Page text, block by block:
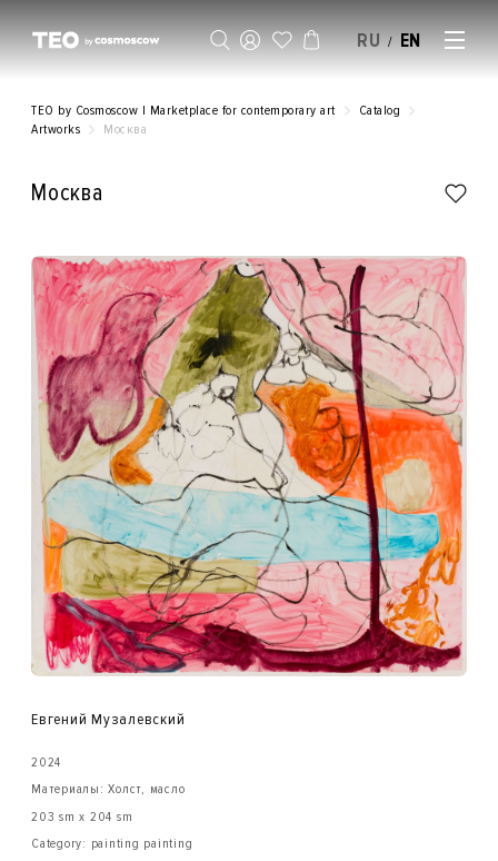
RU / EN
TEO by Cosmoscow | Marketplace for contemporary art
Catalog
Artworks
Москва
Москва
Евгений Музалевский
2024
Материалы: Холст, масло
203 sm x 204 sm
Category: painting painting